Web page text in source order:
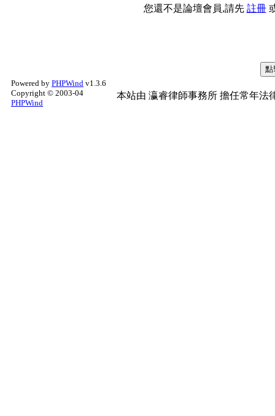
您還不是論壇會員,請先 註冊
Powered by PHPWind v1.3.6
Copyright © 2003-04
PHPWind
本站由 瀛睿律師事務所 擔任常年法